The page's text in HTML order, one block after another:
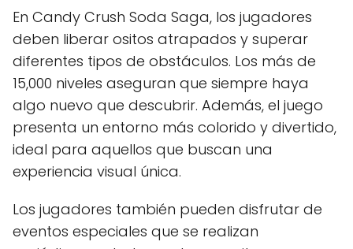
En Candy Crush Soda Saga, los jugadores
deben liberar ositos atrapados y superar
diferentes tipos de obstáculos. Los más de
15,000 niveles aseguran que siempre haya
algo nuevo que descubrir. Además, el juego
presenta un entorno más colorido y divertido,
ideal para aquellos que buscan una
experiencia visual única.
Los jugadores también pueden disfrutar de
eventos especiales que se realizan